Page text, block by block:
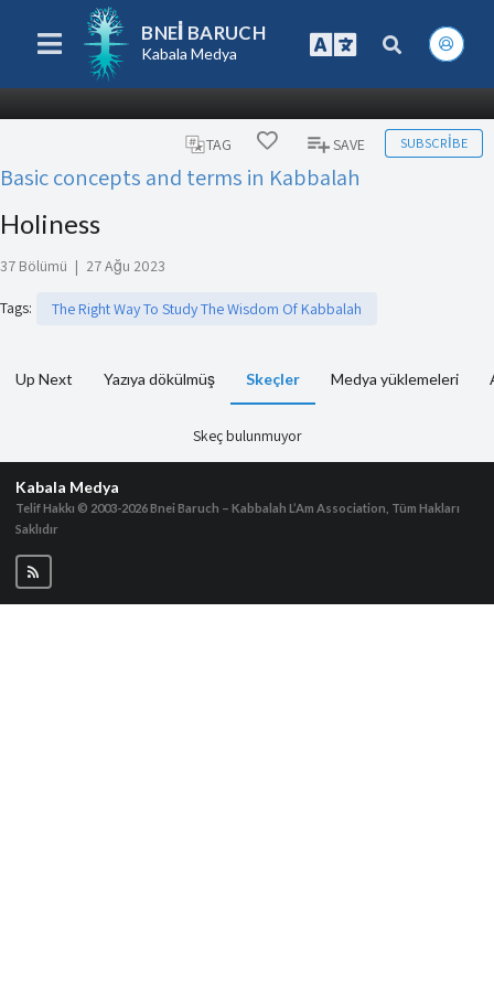
BNEI BARUCH
Kabala Medya
TAG SAVE SUBSCRIBE
Basic concepts and terms in Kabbalah
Holiness
37 Bölümü | 27 Ağu 2023
Tags: The Right Way To Study The Wisdom Of Kabbalah
Up Next Yazıya dökülmüş Skeçler Medya yüklemeleri
Skeç bulunmuyor
Kabala Medya
Telif Hakkı © 2003-2026Bnei Baruch – Kabbalah L’Am Association, Tüm Hakları
Saklıdır